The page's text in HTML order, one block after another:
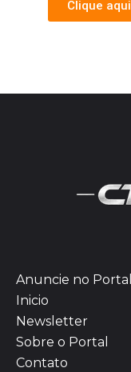
Clique aqui
Anuncie no Portal
Inicio
Newsletter
Sobre o Portal
Contato